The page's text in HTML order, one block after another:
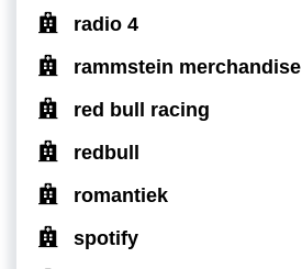
radio 4
rammstein merchandise
red bull racing
redbull
romantiek
spotify